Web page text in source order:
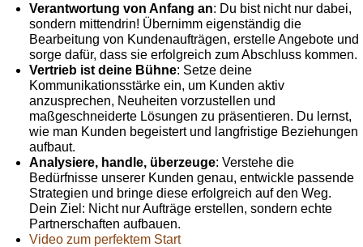
Verantwortung von Anfang an: Du bist nicht nur dabei,
sondern mittendrin! Übernimm eigenständig die
Bearbeitung von Kundenaufträgen, erstelle Angebote und
sorge dafür, dass sie erfolgreich zum Abschluss kommen.
Vertrieb ist deine Bühne: Setze deine
Kommunikationsstärke ein, um Kunden aktiv
anzusprechen, Neuheiten vorzustellen und
maßgeschneiderte Lösungen zu präsentieren. Du lernst,
wie man Kunden begeistert und langfristige Beziehungen
aufbaut.
Analysiere, handle, überzeuge: Verstehe die
Bedürfnisse unserer Kunden genau, entwickle passende
Strategien und bringe diese erfolgreich auf den Weg.
Dein Ziel: Nicht nur Aufträge erstellen, sondern echte
Partnerschaften aufbauen.
Video zum perfektem Start